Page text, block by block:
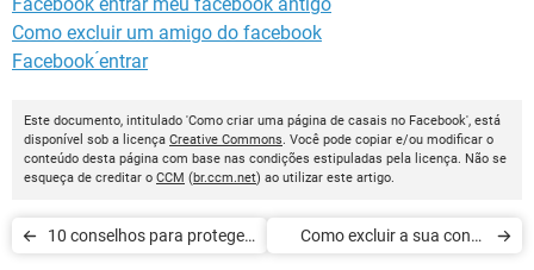
Como excluir um amigo do facebook
Facebook ́entrar
Este documento, intitulado 'Como criar uma página de casais no Facebook', está
disponível sob a licença Creative Commons. Você pode copiar e/ou modificar o
conteúdo desta página com base nas condições estipuladas pela licença. Não se
esqueça de creditar o CCM (br.ccm.net) ao utilizar este artigo.
10 conselhos para proteger
Como excluir a sua conta